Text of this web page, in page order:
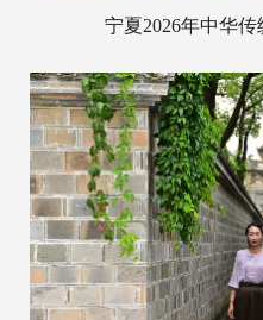
宁夏2026年中华